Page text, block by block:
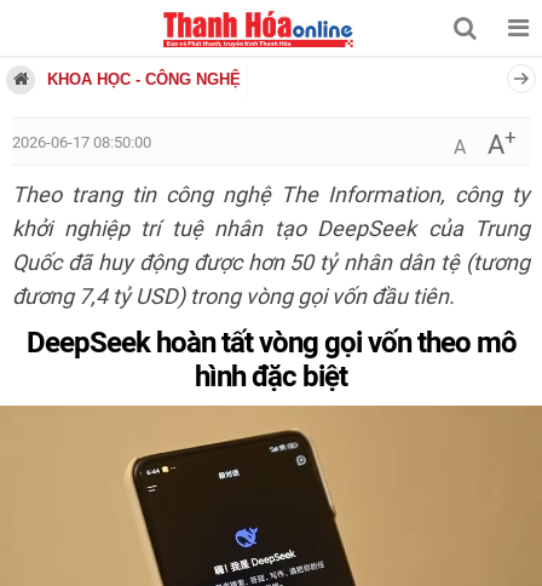
KHOA HỌC - CÔNG NGHỆ
2026-06-17 08:50:00 A A+
Theo trang tin công nghệ The Information, công ty
khởi nghiệp trí tuệ nhân tạo DeepSeek của Trung
Quốc đã huy động được hơn 50 tỷ nhân dân tệ (tương
đương 7,4 tỷ USD) trong vòng gọi vốn đầu tiên.
DeepSeek hoàn tất vòng gọi vốn theo mô
hình đặc biệt